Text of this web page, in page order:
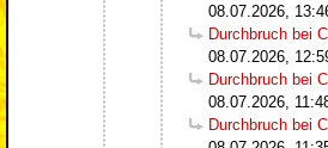
08.07.2026,
Durchbruch bei
08.07.2026,
Durchbruch bei
08.07.2026,
Durchbruch bei